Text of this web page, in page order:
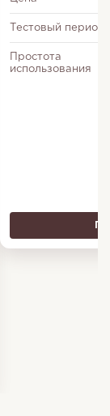
Тестовый период
Простота
использования